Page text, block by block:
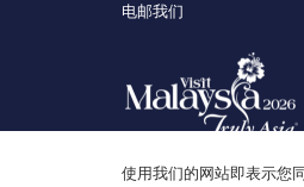
使用我们的网站即表示您
电邮我们